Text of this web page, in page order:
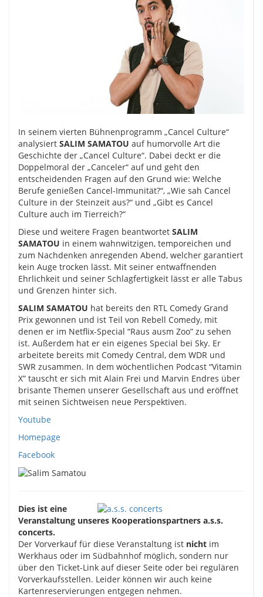
In seinem vierten Bühnenprogramm „Cancel Culture“
analysiert SALIM SAMATOU auf humorvolle Art die
Geschichte der „Cancel Culture“. Dabei deckt er die
Doppelmoral der „Canceler“ auf und geht den
entscheidenden Fragen auf den Grund wie: Welche
Berufe genießen Cancel-Immunität?“, „Wie sah Cancel
Culture in der Steinzeit aus?“ und „Gibt es Cancel
Culture auch im Tierreich?“
Diese und weitere Fragen beantwortet SALIM
SAMATOU in einem wahnwitzigen, temporeichen und
zum Nachdenken anregenden Abend, welcher garantiert
kein Auge trocken lässt. Mit seiner entwaffnenden
Ehrlichkeit und seiner Schlagfertigkeit lässt er alle Tabus
und Grenzen hinter sich.
SALIM SAMATOU hat bereits den RTL Comedy Grand
Prix gewonnen und ist Teil von Rebell Comedy, mit
denen er im Netflix-Special “Raus ausm Zoo” zu sehen
ist. Außerdem hat er ein eigenes Special bei Sky. Er
arbeitete bereits mit Comedy Central, dem WDR und
SWR zusammen. In dem wöchentlichen Podcast “Vitamin
X” tauscht er sich mit Alain Frei und Marvin Endres über
brisante Themen unserer Gesellschaft aus und eröffnet
mit seinen Sichtweisen neue Perspektiven.
Youtube
Homepage
Facebook
Dies ist eine
Veranstaltung unseres Kooperationspartners a.s.s.
concerts.
Der Vorverkauf für diese Veranstaltung ist nicht im
Werkhaus oder im Südbahnhof möglich, sondern nur
über den Ticket-Link auf dieser Seite oder bei regulären
Vorverkaufsstellen. Leider können wir auch keine
Kartenreservierungen entgegen nehmen.